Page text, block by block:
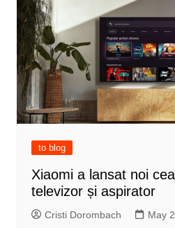
to blog
Xiaomi a lansat noi
televizor și aspirator
Cristi Dorombach May